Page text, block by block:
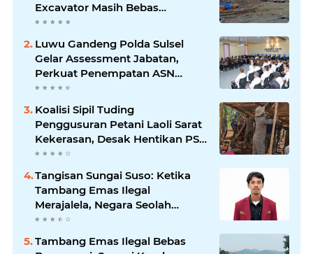
Excavator Masih Bebas
Beroperasi
Luwu Gandeng Polda Sulsel
Gelar Assessment Jabatan,
Perkuat Penempatan ASN
Berbasis Kompetensi
Koalisi Sipil Tuding
Penggusuran Petani Laoli Sarat
Kekerasan, Desak Hentikan PSN
PT IHIP
Tangisan Sungai Suso: Ketika
Tambang Emas Ilegal
Merajalela, Negara Seolah
Memilih Diam
Tambang Emas Ilegal Bebas